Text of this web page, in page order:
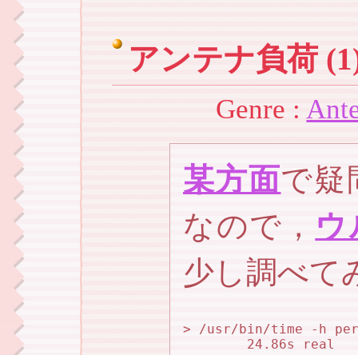
アンテナ負荷
Genre :
某方面で疑
なので， ウ
少し調べて
> /usr/bin/time -h
24.86s real